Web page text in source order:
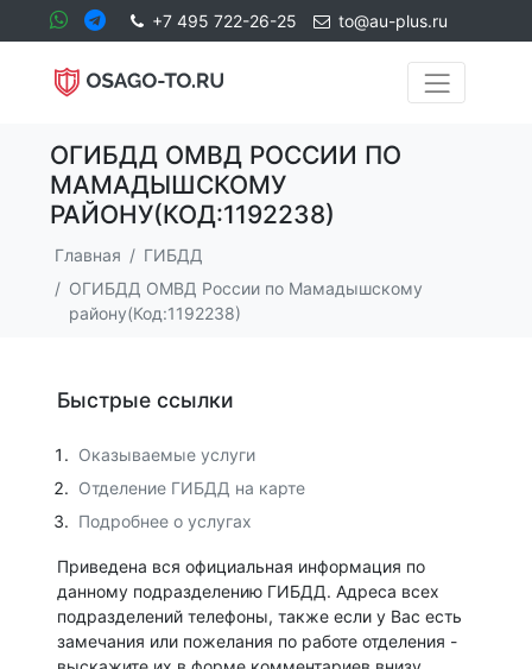
+7 495 722-26-25 to@au-plus.ru
ОГИБДД ОМВД РОССИИ ПО
МАМАДЫШСКОМУ
РАЙОНУ(КОД:1192238)
Главная
ГИБДД
ОГИБДД ОМВД России по Мамадышскому
району(Код:1192238)
Быстрые ссылки
Оказываемые услуги
Отделение ГИБДД на карте
Подробнее о услугах
Приведена вся официальная информация по
данному подразделению ГИБДД. Адреса всех
подразделений телефоны, также если у Вас есть
замечания или пожелания по работе отделения -